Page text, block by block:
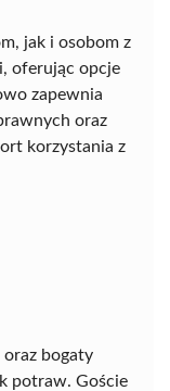
jak i osobom z
oferując opcje
zapewnia
oraz
korzystania z
oraz bogaty
potraw. Goście